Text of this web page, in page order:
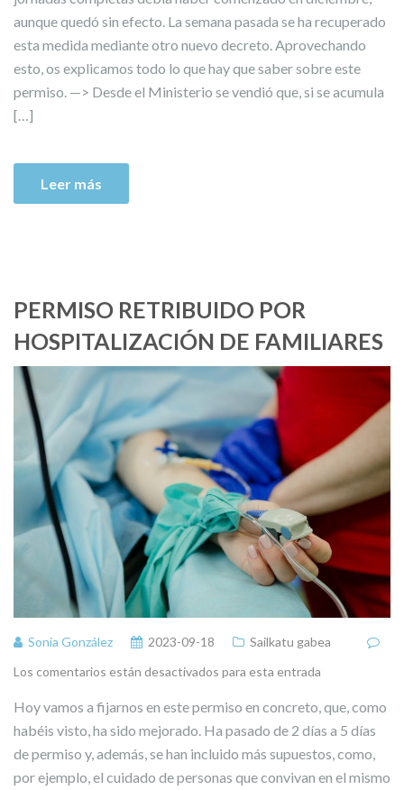
aunque quedó sin efecto. La semana pasada se ha recuperado
esta medida mediante otro nuevo decreto. Aprovechando
esto, os explicamos todo lo que hay que saber sobre este
permiso. —> Desde el Ministerio se vendió que, si se acumula
[…]
Leer más
PERMISO RETRIBUIDO POR
HOSPITALIZACIÓN DE FAMILIARES
Sonia González 2023-09-18
Sailkatu gabea
Los comentarios están desactivados para esta entrada
Hoy vamos a fijarnos en este permiso en concreto, que, como
habéis visto, ha sido mejorado. Ha pasado de 2 días a 5 días
de permiso y, además, se han incluido más supuestos, como,
por ejemplo, el cuidado de personas que convivan en el mismo